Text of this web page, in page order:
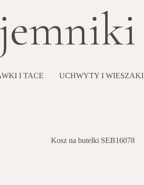
I TACE UCHWYTY I WIESZAKI
Kosz na butelki SEB16078